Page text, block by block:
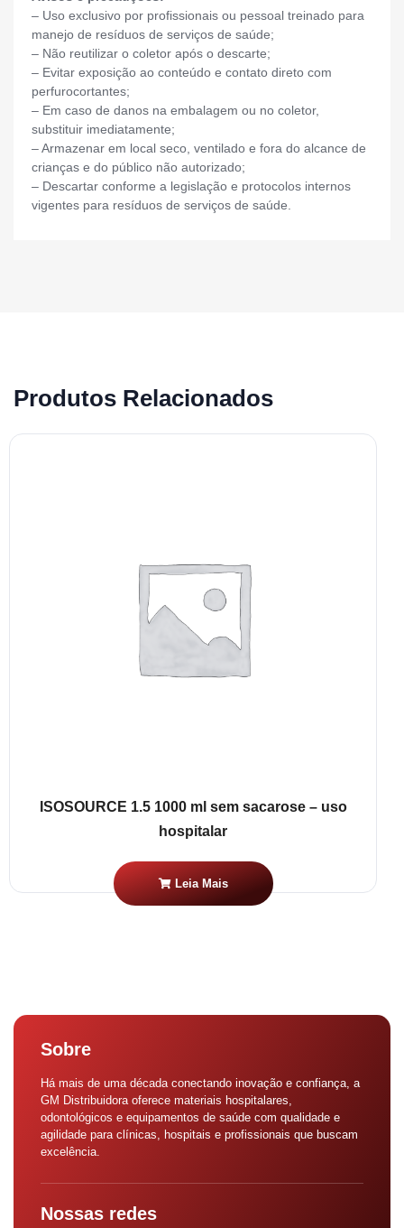
– Uso exclusivo por profissionais ou pessoal treinado para
manejo de resíduos de serviços de saúde;
– Não reutilizar o coletor após o descarte;
– Evitar exposição ao conteúdo e contato direto com
perfurocortantes;
– Em caso de danos na embalagem ou no coletor,
substituir imediatamente;
– Armazenar em local seco, ventilado e fora do alcance de
crianças e do público não autorizado;
– Descartar conforme a legislação e protocolos internos
vigentes para resíduos de serviços de saúde.
Produtos Relacionados
ISOSOURCE 1.5 1000 ml sem sacarose – uso
hospitalar
Leia Mais
Sobre
Há mais de uma década conectando inovação e confiança, a
GM Distribuidora oferece materiais hospitalares,
odontológicos e equipamentos de saúde com qualidade e
agilidade para clínicas, hospitais e profissionais que buscam
excelência.
Nossas redes